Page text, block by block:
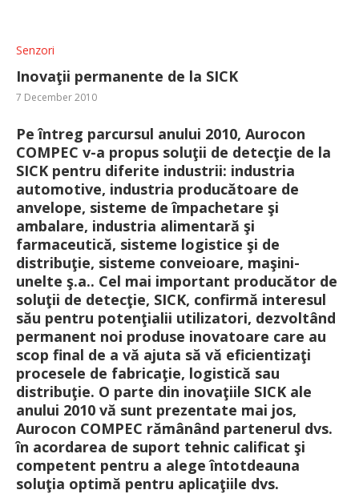
Senzori
Inovaţii permanente de la SICK
7 December 2010
Pe întreg parcursul anului 2010, Aurocon
COMPEC v-a propus soluţii de detecţie de la
SICK pentru diferite industrii: industria
automotive, industria producătoare de
anvelope, sisteme de împachetare şi
ambalare, industria alimentară şi
farmaceutică, sisteme logistice şi de
distribuţie, sisteme conveioare, maşini-
unelte ş.a.. Cel mai important producător de
soluţii de detecţie, SICK, confirmă interesul
său pentru potenţialii utilizatori, dezvoltând
permanent noi produse inovatoare care au
scop final de a vă ajuta să vă eficientizaţi
procesele de fabricaţie, logistică sau
distribuţie. O parte din inovaţiile SICK ale
anului 2010 vă sunt prezentate mai jos,
Aurocon COMPEC rămânând partenerul dvs.
în acordarea de suport tehnic calificat şi
competent pentru a alege întotdeauna
soluţia optimă pentru aplicaţiile dvs.